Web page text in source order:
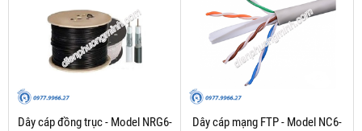
Dây cáp đồng trục - Model NRG6-
Dây cáp mạng FTP - Model NC6-